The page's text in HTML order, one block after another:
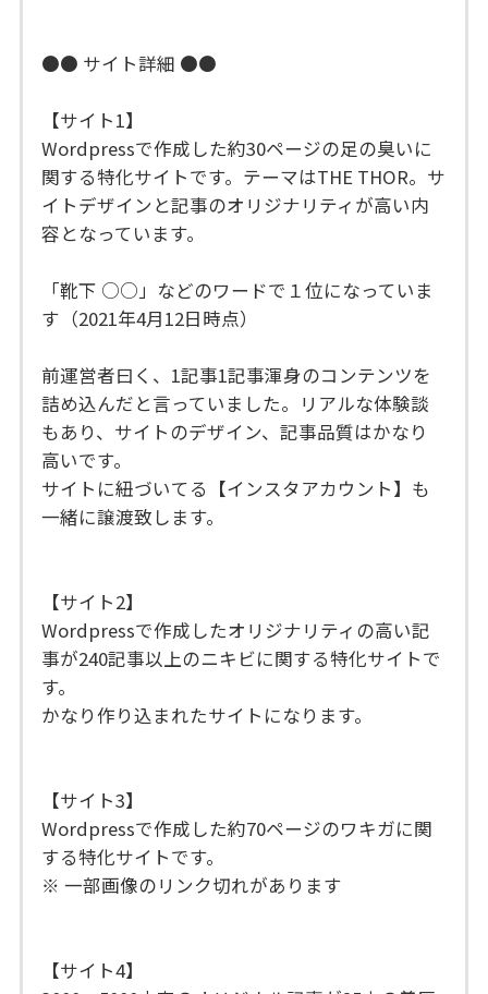
●● サイト詳細 ●●
【サイト1】
Wordpressで作成した約30ページの足の臭いに
関する特化サイトです。テーマはTHE THOR。サ
イトデザインと記事のオリジナリティが高い内
容となっています。
「靴下 ○○」などのワードで１位になっていま
す（2021年4月12日時点）
前運営者曰く、1記事1記事渾身のコンテンツを
詰め込んだと言っていました。リアルな体験談
もあり、サイトのデザイン、記事品質はかなり
高いです。
サイトに紐づいてる【インスタアカウント】も
一緒に譲渡致します。
【サイト2】
Wordpressで作成したオリジナリティの高い記
事が240記事以上のニキビに関する特化サイトで
す。
かなり作り込まれたサイトになります。
【サイト3】
Wordpressで作成した約70ページのワキガに関
する特化サイトです。
※ 一部画像のリンク切れがあります
【サイト4】